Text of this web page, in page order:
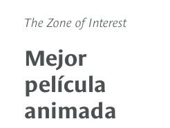
The Zone of Interest
Mejor
película
animada